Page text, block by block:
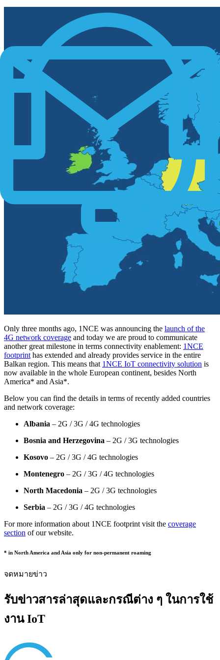
Only three months ago, 1NCE was announcing the launch of the
4G network coverage and today we are proud to communicate
another great milestone in terms connectivity enablement: 1NCE
footprint has extended and already provides service in the entire
Balkan region. This means that 1NCE IoT connectivity solution is
now available in the whole European continent, besides North
America* and Asia*.
Below you can find the details in terms of recently added countries
and network coverage:
Albania – 2G / 3G / 4G technologies
Bosnia and Herzegovina – 2G / 3G technologies
Kosovo – 2G / 3G / 4G technologies
Montenegro – 2G / 3G / 4G technologies
North Macedonia – 2G / 3G technologies
Serbia – 2G / 3G / 4G technologies
For more information about 1NCE footprint visit the coverage
section of our website.
* in North America and Asia only for non-permanent roaming
จดหมายข่าว
รับข่าวสารล่าสุดและกรณีต่าง ๆ ในการใช้
งาน IoT